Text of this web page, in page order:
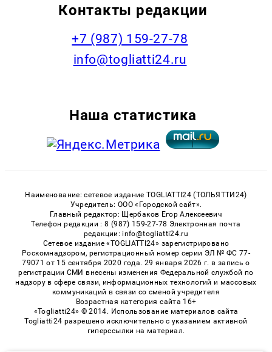
Контакты редакции
+7 (987) 159-27-78
info@togliatti24.ru
Наша статистика
Наименование: сетевое издание TOGLIATTI24 (ТОЛЬЯТТИ24)
Учредитель: ООО «Городской сайт».
Главный редактор: Щербаков Егор Алексеевич
Телефон редакции : 8 (987) 159-27-78 Электронная почта
редакции: info@togliatti24.ru
Сетевое издание «TOGLIATTI24» зарегистрировано
Роскомнадзором, регистрационный номер серии ЭЛ № ФС 77-
79071 от 15 сентября 2020 года. 29 января 2026 г. в запись о
регистрации СМИ внесены изменения Федеральной службой по
надзору в сфере связи, информационных технологий и массовых
коммуникаций в связи со сменой учредителя
Возрастная категория сайта 16+
«Togliatti24» © 2014. Использование материалов сайта
Togliatti24 разрешено исключительно с указанием активной
гиперссылки на материал.